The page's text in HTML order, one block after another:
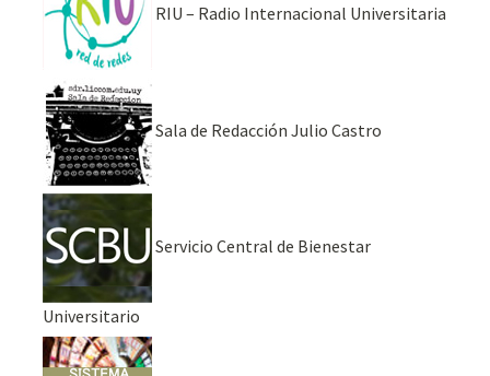
RIU – Radio Internacional Universitaria
Sala de Redacción Julio Castro
Servicio Central de Bienestar
Universitario